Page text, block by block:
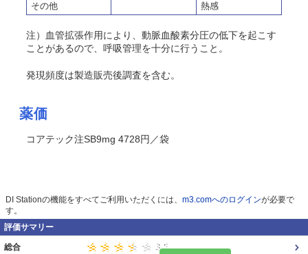
その他 熱感
注）血管拡張作用により、動脈血酸素分圧の低下を起こす
ことがあるので、呼吸管理を十分に行うこと。
発現頻度は製造販売後調査を含む。
薬価
コアテック注SB9mg 4728円／袋
DI Stationの機能をすべてご利用いただくには、 m3.comへのログインが必要で
す。
評価サマリー
総合